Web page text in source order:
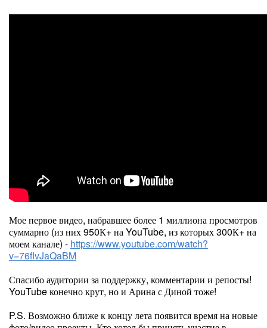
Мое первое видео, набравшее более 1 миллиона просмотров
суммарно (из них 950К+ на YouTube, из которых 300К+ на
моем канале) - https://www.youtube.com/watch?
v=76flvJaQaBM
Спасибо аудитории за поддержку, комментарии и репосты!
YouTube конечно крут, но и Арина с Диной тоже!
P.S. Возможно ближе к концу лета появится время на новые